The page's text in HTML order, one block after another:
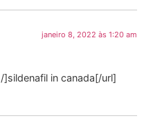
janeiro 8, 2022 às 1:20 am
in canada[/url]